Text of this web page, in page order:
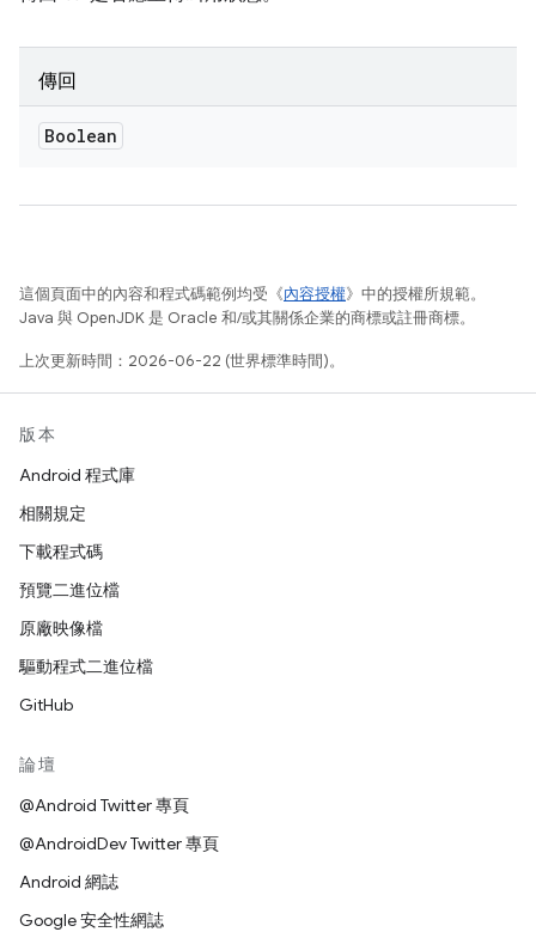
傳回
Boolean
這個頁面中的內容和程式碼範例均受《內容授權》中的授權所規範。
Java 與 OpenJDK 是 Oracle 和/或其關係企業的商標或註冊商標。
上次更新時間：2026-06-22 (世界標準時間)。
版本
Android 程式庫
相關規定
下載程式碼
預覽二進位檔
原廠映像檔
驅動程式二進位檔
GitHub
論壇
@Android Twitter 專頁
@AndroidDev Twitter 專頁
Android 網誌
Google 安全性網誌